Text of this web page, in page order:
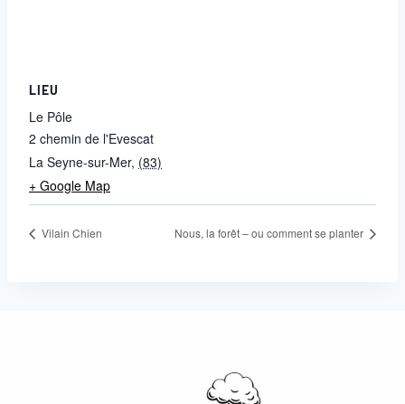
LIEU
Le Pôle
2 chemin de l'Evescat
La Seyne-sur-Mer, (83)
+ Google Map
Vilain Chien Nous, la forêt – ou comment se planter